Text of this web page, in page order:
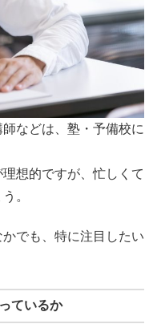
などは、塾・予備校に
想的ですが、忙しくて
。
でも、特に注目したい
ているか